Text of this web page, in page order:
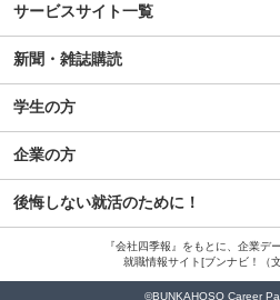
サービスサイト一覧
新聞・雑誌購読
学生の方
企業の方
後悔しない就活のために！
『会社四季報』をもとに、企業デ
就職情報サイト[ブンナビ！（
©BUNKAHOSO Career